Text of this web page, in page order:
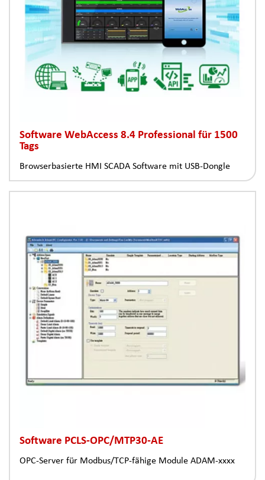
Software WebAccess 8.4 Professional für 1500
Tags
Browserbasierte HMI SCADA Software mit USB-Dongle
Software PCLS-OPC/MTP30-AE
OPC-Server für Modbus/TCP-fähige Module ADAM-xxxx